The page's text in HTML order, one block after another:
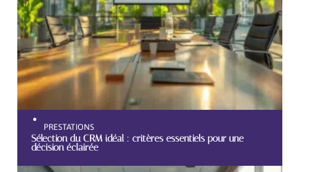
PRESTATIONS
Sélection du CRM idéal : critères essentiels pour une
décision éclairée